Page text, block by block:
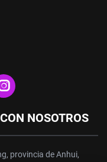
NOSOTROS
provincia de Anhui,